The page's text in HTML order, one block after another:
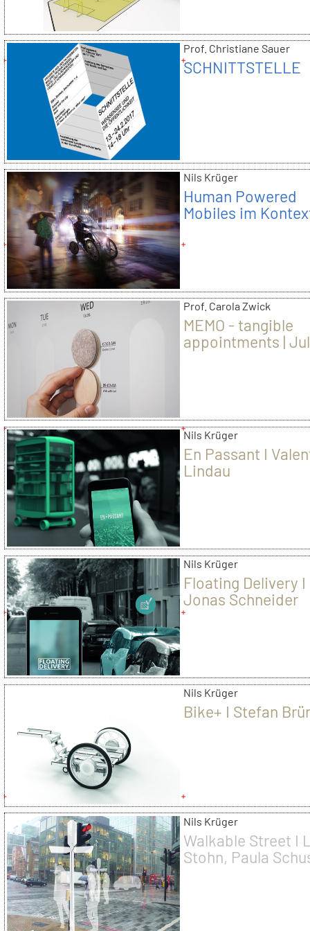
Prof. Christiane Sauer
SCHNITTSTELLE
Nils Krüger
Human Powered
Mobiles im
Reimond Bausse
Prof. Carola Zwick
MEMO - tangible
appointments |
Nils Krüger
En Passant I
Lindau
Nils Krüger
Floating Delivery I
Jonas Schneider
Nils Krüger
Bike+ I Stefan
Nils Krüger
Walkable Street I
Stohn, Paula